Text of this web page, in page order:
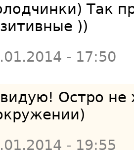
Так
))
- 17:50
Остро не
- 19:55